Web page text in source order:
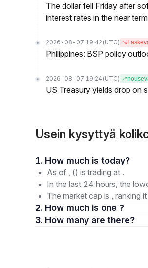
The dollar fell Friday after
interest rates in the near
2026-08-07 19:42 (UTC)
Philippines: BSP policy
2026-08-07 19:24 (UTC)
US Treasury yields drop on
Usein kysyttyä
1. How much is today?
As of , () is trading at .
In the last 24 hours, the
The market cap is , ranking
2. How much is one ?
3. How many are there?